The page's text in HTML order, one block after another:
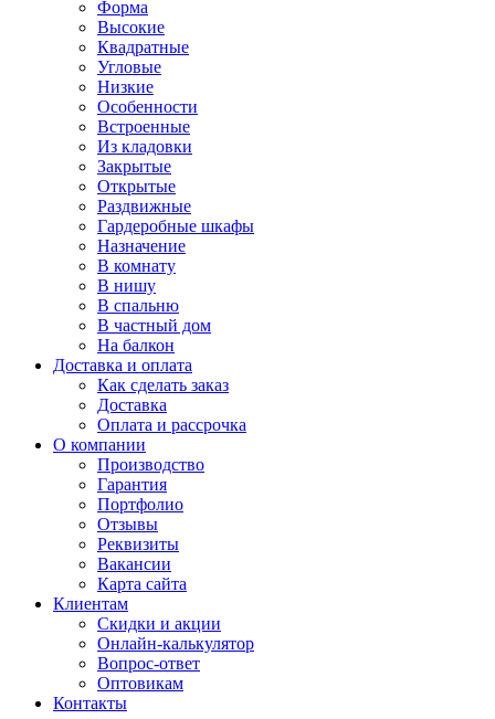
Форма
Высокие
Квадратные
Угловые
Низкие
Особенности
Встроенные
Из кладовки
Закрытые
Открытые
Раздвижные
Гардеробные шкафы
Назначение
В комнату
В нишу
В спальню
В частный дом
На балкон
Доставка и оплата
Как сделать заказ
Доставка
Оплата и рассрочка
О компании
Производство
Гарантия
Портфолио
Отзывы
Реквизиты
Вакансии
Карта сайта
Клиентам
Скидки и акции
Онлайн-калькулятор
Вопрос-ответ
Оптовикам
Контакты